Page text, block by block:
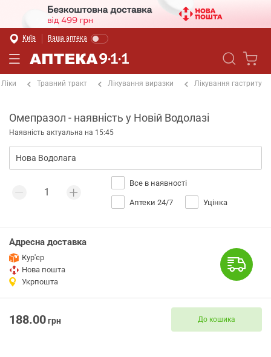
Київ Ваша аптека
Ліки Травний тракт Лікування виразки Лікування гастриту
Омепразол - наявність у Новій Водолазі
Наявність актуальна на 15:45
Все в наявності
Аптеки 24/7 Уцінка
Адресна доставка
Кур'єр
Нова пошта
Укрпошта
188.00грн До кошика